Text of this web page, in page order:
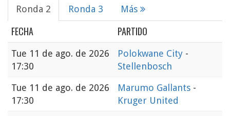
Ronda 2 Ronda 3 Más
FECHA PARTIDO
Tue 11 de ago. de 2026
17:30
Polokwane City -
Stellenbosch
Tue 11 de ago. de 2026
17:30
Marumo Gallants -
Kruger United